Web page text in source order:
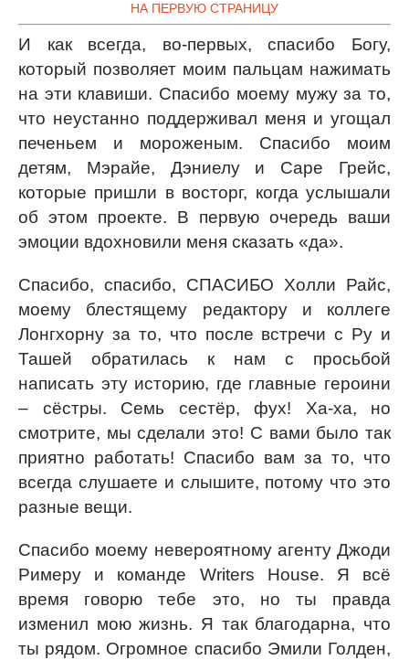
НА ПЕРВУЮ СТРАНИЦУ
И как всегда, во-первых, спасибо Богу,
который позволяет моим пальцам нажимать
на эти клавиши. Спасибо моему мужу за то,
что неустанно поддерживал меня и угощал
печеньем и мороженым. Спасибо моим
детям, Мэрайе, Дэниелу и Саре Грейс,
которые пришли в восторг, когда услышали
об этом проекте. В первую очередь ваши
эмоции вдохновили меня сказать «да».
Спасибо, спасибо, СПАСИБО Холли Райс,
моему блестящему редактору и коллеге
Лонгхорну за то, что после встречи с Ру и
Ташей обратилась к нам с просьбой
написать эту историю, где главные героини
– сёстры. Семь сестёр, фух! Ха-ха, но
смотрите, мы сделали это! С вами было так
приятно работать! Спасибо вам за то, что
всегда слушаете и слышите, потому что это
разные вещи.
Спасибо моему невероятному агенту Джоди
Римеру и команде Writers House. Я всё
время говорю тебе это, но ты правда
изменил мою жизнь. Я так благодарна, что
ты рядом. Огромное спасибо Эмили Голден,